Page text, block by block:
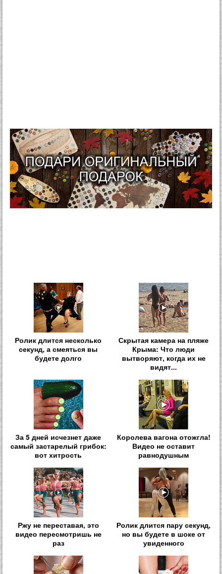
Ролик длится несколько
секунд, а смеяться вы
будете долго
Скрытая камера на пляже
Крыма: Что люди
вытворяют, когда их не
видят...
За 5 дней исчезнет даже
самый застарелый грибок:
вот хитрость
Королева вагона отожгла!
Видео не оставит
равнодушным
Ржу не переставая, это
видео пересмотришь не
раз
Ролик длится пару секунд,
но вы будете в шоке от
увиденного